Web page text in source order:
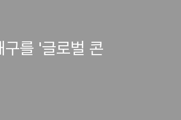
를 '글로벌 콘